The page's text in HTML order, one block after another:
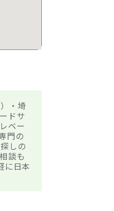
・埼
ドサ
ベー
門の
しの
談も
に日本